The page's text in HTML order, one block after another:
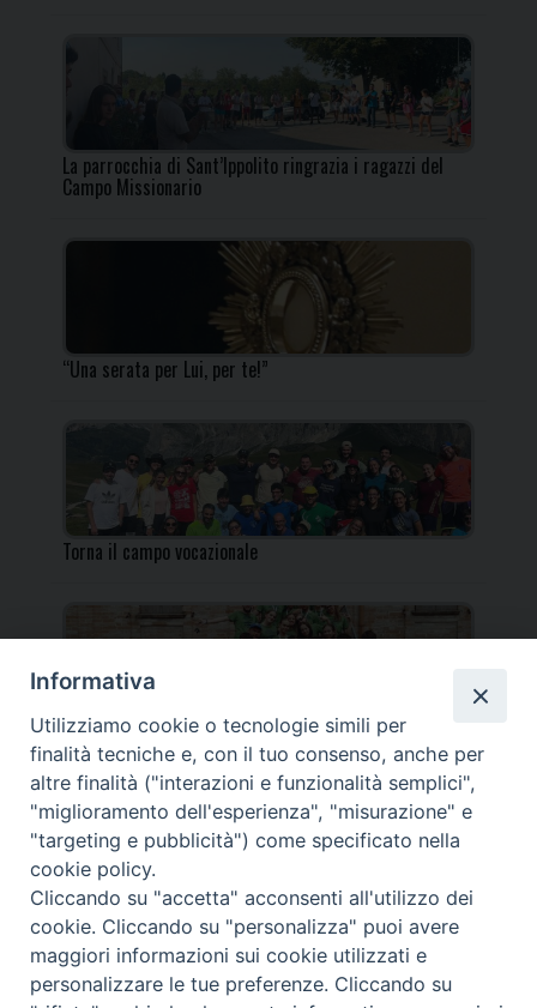
La parrocchia di Sant’Ippolito ringrazia i ragazzi del
Campo Missionario
“Una serata per Lui, per te!”
Torna il campo vocazionale
Torna il Campo Missionario Diocesano
_____________________________________________________
_____________________________
DIOCESI DI FANO FOSSOMBRONE CAGLI PERGOLA | Via Roma,
118 - 61032 FANO (PU) |
Tel. 0721 803737 o 826044 | Cod. Fiscale 90003900413
Informativa
Utilizziamo cookie o tecnologie simili per
finalità tecniche e, con il tuo consenso, anche per
altre finalità ("interazioni e funzionalità semplici",
"miglioramento dell'esperienza", "misurazione" e
"targeting e pubblicità") come specificato nella
cookie policy.
Cliccando su "accetta" acconsenti all'utilizzo dei
cookie. Cliccando su "personalizza" puoi avere
maggiori informazioni sui cookie utilizzati e
personalizzare le tue preferenze. Cliccando su